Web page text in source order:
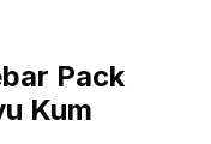
Pack
Kum